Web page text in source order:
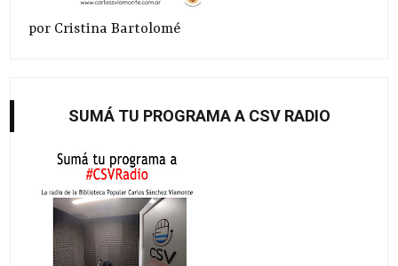
por Cristina Bartolomé
SUMÁ TU PROGRAMA A CSV RADIO